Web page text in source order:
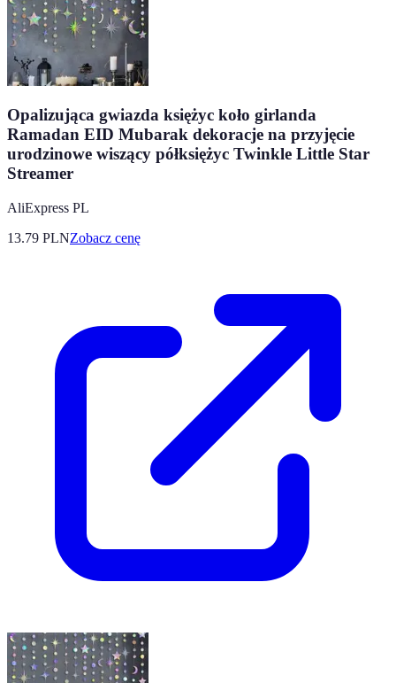
Opalizująca gwiazda księżyc koło girlanda
Ramadan EID Mubarak dekoracje na przyjęcie
urodzinowe wiszący półksiężyc Twinkle Little Star
Streamer
AliExpress PL
13.79 PLNZobacz cenę